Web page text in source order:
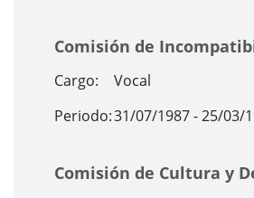
Comisión de
Cargo:
Vocal
Periodo:31/07/1987 - 25/03/
Comisión de Cultura y